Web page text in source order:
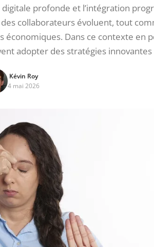
profonde et l’intégration
collaborateurs évoluent, tout
Dans ce contexte en
adopter des stratégies
Kévin Roy
4 mai 2026